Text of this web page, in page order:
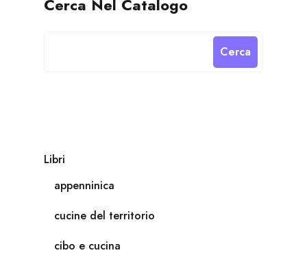
Cerca Nel Catalogo
Cerca
Libri
appenninica
cucine del territorio
cibo e cucina